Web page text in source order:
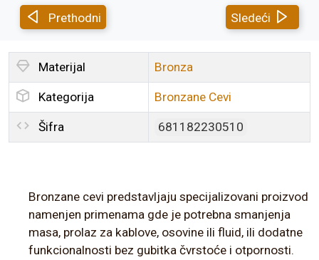
Prethodni Sledeći
Materijal Bronza
Kategorija Bronzane Cevi
Šifra 681182230510
Bronzane cevi predstavljaju specijalizovani proizvod
namenjen primenama gde je potrebna smanjenja
masa, prolaz za kablove, osovine ili fluid, ili dodatne
funkcionalnosti bez gubitka čvrstoće i otpornosti.